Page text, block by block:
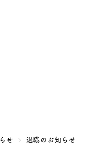
せ 退職のお知らせ